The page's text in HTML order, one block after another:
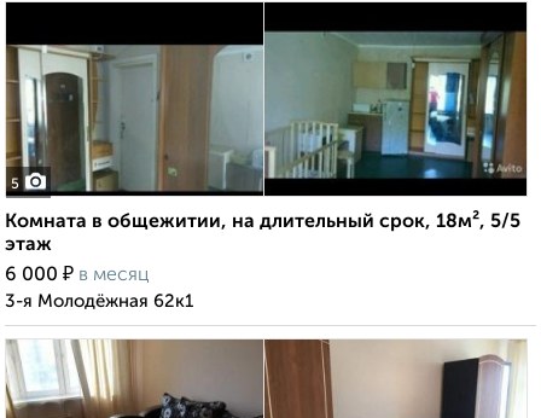
5
Комната в общежитии, на длительный срок, 18м², 5/5
этаж
6 000 ₽ в месяц
3-я Молодёжная 62к1